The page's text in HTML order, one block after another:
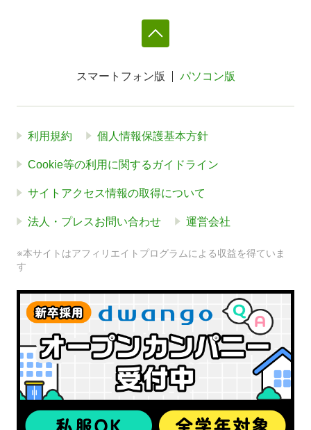
スマートフォン版 パソコン版
利用規約 個人情報保護基本方針
Cookie等の利用に関するガイドライン
サイトアクセス情報の取得について
法人・プレスお問い合わせ 運営会社
※本サイトはアフィリエイトプログラムによる収益を得ていま
す